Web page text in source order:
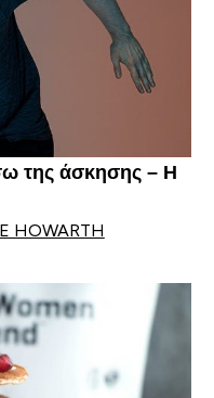
της άσκησης – Η
HOWARTH